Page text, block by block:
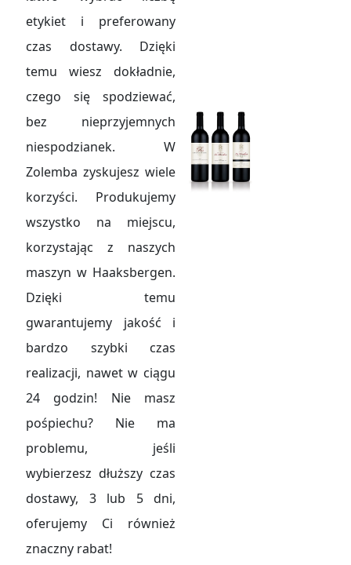
etykiet i preferowany
czas dostawy. Dzięki
temu wiesz dokładnie,
czego się spodziewać,
bez nieprzyjemnych
niespodzianek. W
Zolemba zyskujesz wiele
korzyści. Produkujemy
wszystko na miejscu,
korzystając z naszych
maszyn w Haaksbergen.
Dzięki temu
gwarantujemy jakość i
bardzo szybki czas
realizacji, nawet w ciągu
24 godzin! Nie masz
pośpiechu? Nie ma
problemu, jeśli
wybierzesz dłuższy czas
dostawy, 3 lub 5 dni,
oferujemy Ci również
znaczny rabat!